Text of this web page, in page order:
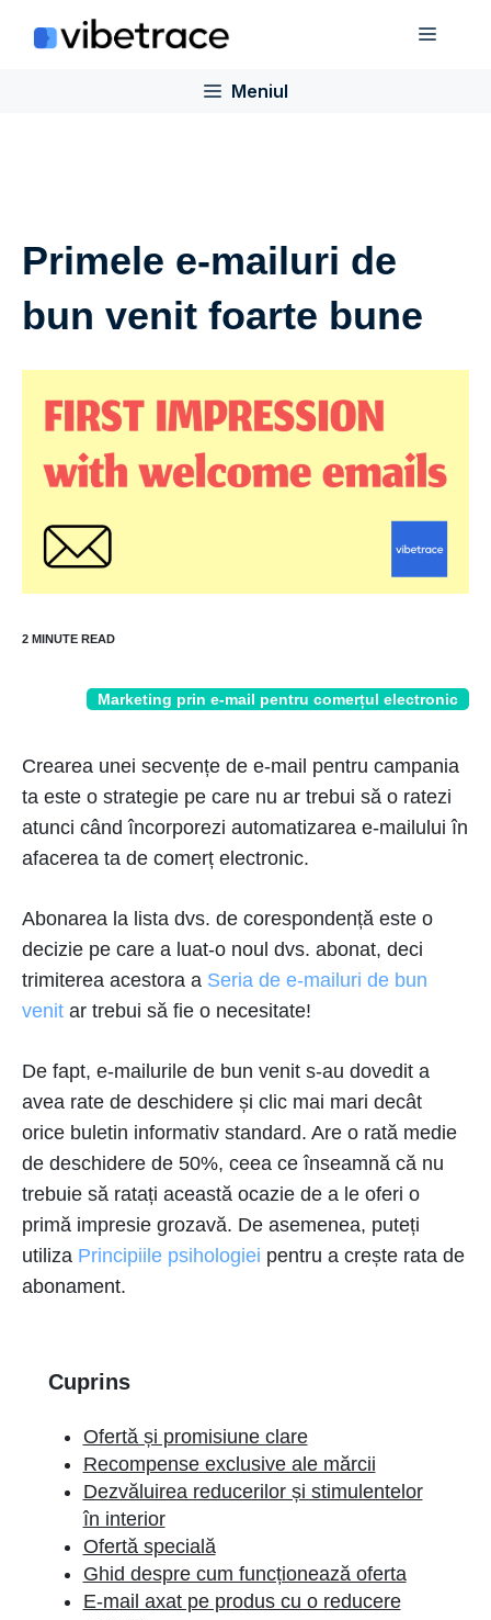
Meniul
Primele e-mailuri de
bun venit foarte bune
Marketing prin e-mail pentru comerțul electronic
Crearea unei secvențe de e-mail pentru campania
ta este o strategie pe care nu ar trebui să o ratezi
atunci când încorporezi automatizarea e-mailului în
afacerea ta de comerț electronic.
Abonarea la lista dvs. de corespondență este o
decizie pe care a luat-o noul dvs. abonat, deci
trimiterea acestora a Seria de e-mailuri de bun
venit ar trebui să fie o necesitate!
De fapt, e-mailurile de bun venit s-au dovedit a
avea rate de deschidere și clic mai mari decât
orice buletin informativ standard. Are o rată medie
de deschidere de 50%, ceea ce înseamnă că nu
trebuie să ratați această ocazie de a le oferi o
primă impresie grozavă. De asemenea, puteți
utiliza Principiile psihologiei pentru a crește rata de
abonament.
Cuprins
Ofertă și promisiune clare
Recompense exclusive ale mărcii
Dezvăluirea reducerilor și stimulentelor
în interior
Ofertă specială
Ghid despre cum funcționează oferta
E-mail axat pe produs cu o reducere